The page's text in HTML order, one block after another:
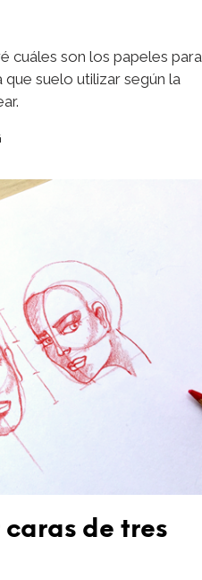
cuáles son los papeles para
suelo utilizar según la
de tres